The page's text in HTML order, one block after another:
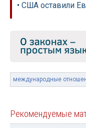
• США оставили
международные
Рекомендуемые